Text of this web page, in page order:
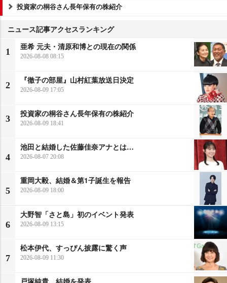
投資家の桐谷さん長年保有の株紹介
ニュース記事アクセスランキング
1
亜希 元夫・清原和博との現在の関係
2026-08-08 08:15
2
『徹子の部屋』山村紅葉放送日決定
2026-08-09 17:05
3
投資家の桐谷さん長年保有の株紹介
2026-08-09 18:41
4
池田と結婚した佐藤佳奈アナとは…
2026-08-07 20:08
5
重岡大毅、結婚＆第1子誕生を報告
2026-08-09 18:00
6
大野智「さと島」初のイベント発表
2026-08-09 13:15
7
松本伊代、すっぴん披露に驚く声
2026-08-09 11:30
戸塚純貴、結婚を発表